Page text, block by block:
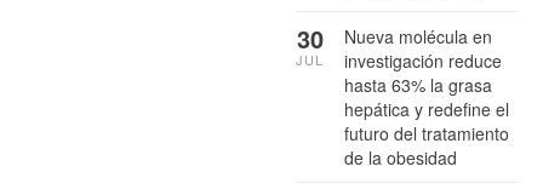
Nueva molécula en
investigación reduce
hasta 63% la grasa
hepática y redefine el
futuro del tratamiento
de la obesidad
30
JUL